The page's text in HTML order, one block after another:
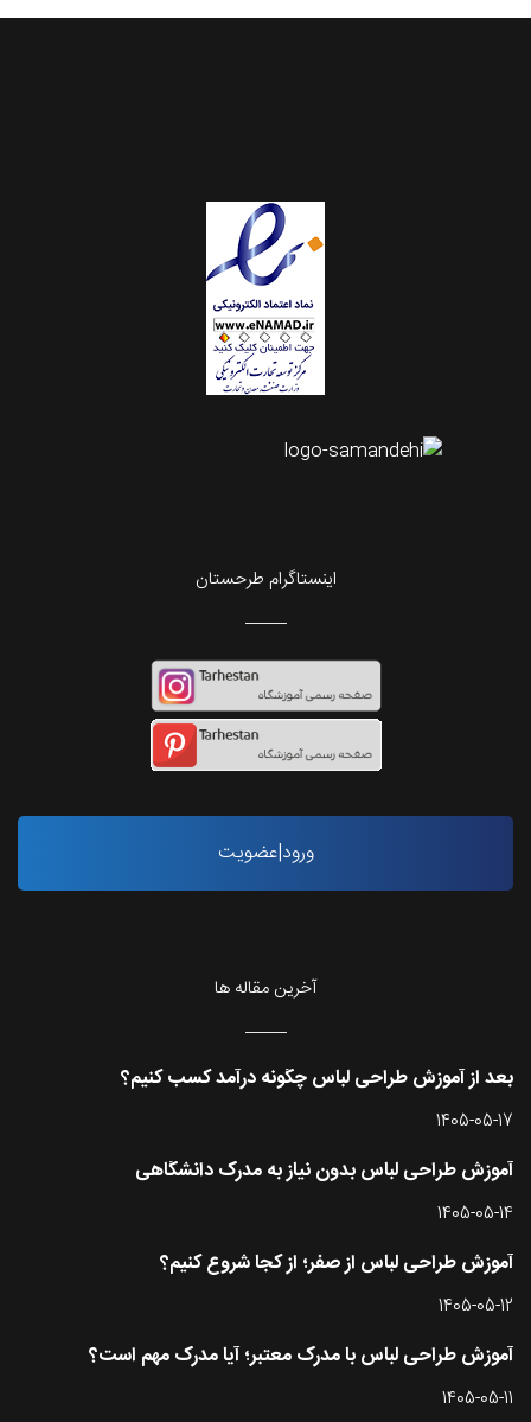
اینستاگرام طرحستان
ورود|عضویت
آخرین مقاله ها
بعد از آموزش طراحی لباس چگونه درآمد کسب کنیم؟
1405-05-17
آموزش طراحی لباس بدون نیاز به مدرک دانشگاهی
1405-05-14
آموزش طراحی لباس از صفر؛ از کجا شروع کنیم؟
1405-05-12
آموزش طراحی لباس با مدرک معتبر؛ آیا مدرک مهم است؟
1405-05-11